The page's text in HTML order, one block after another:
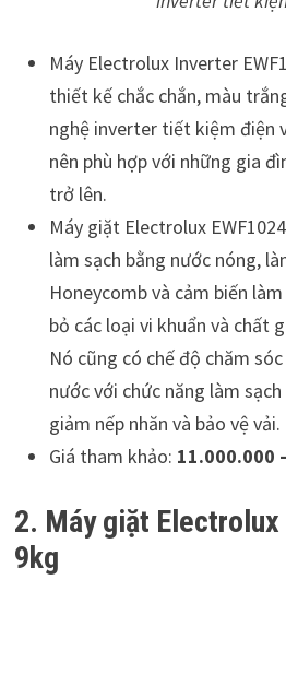
Máy Electrolux Inverter
thiết kế chắc chắn, màu
nghệ inverter tiết kiệm điện
nên phù hợp với những gia
trở lên.
Máy giặt Electrolux
làm sạch bằng nước nóng,
Honeycomb và cảm biến
bỏ các loại vi khuẩn và chất
Nó cũng có chế độ chăm
nước với chức năng làm
giảm nếp nhăn và bảo vệ vải.
Giá tham khảo: 11.000.000
2. Máy giặt Electrolux
9kg